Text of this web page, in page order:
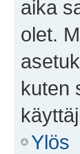
aika
olet.
kuten
Ylös